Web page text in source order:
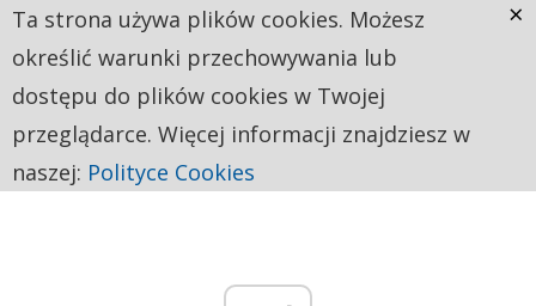
Ta strona używa plików cookies. Możesz
określić warunki przechowywania lub
dostępu do plików cookies w Twojej
przeglądarce. Więcej informacji znajdziesz w
naszej: Polityce Cookies
×